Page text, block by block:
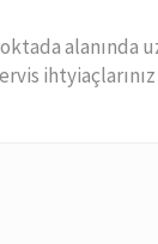
alanında